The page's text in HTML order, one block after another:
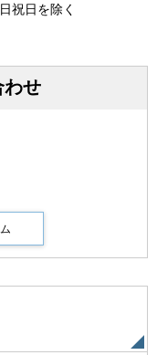
祝日を除く
わせ